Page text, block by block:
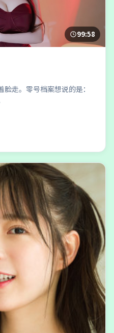
99:58
走。零号档案想说的是：